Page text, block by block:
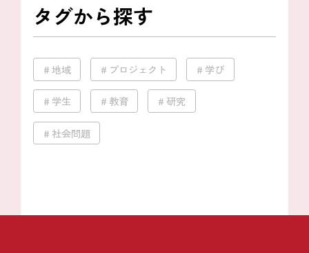
タグから探す
地域 プロジェクト 学び
学生 教育 研究
社会問題